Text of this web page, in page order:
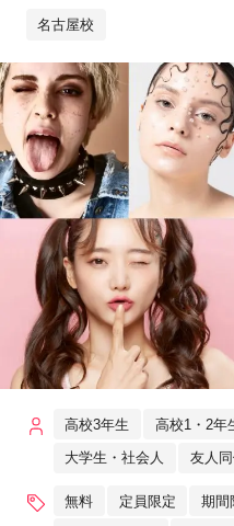
名古屋校
高校3年生 高校1・2年
大学生・社会人 友人
無料 定員限定 期間